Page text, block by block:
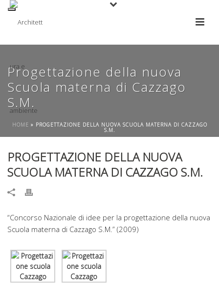
Progettazione della nuova
Scuola materna di Cazzago
S.M.
HOME » PROGETTAZIONE DELLA NUOVA SCUOLA MATERNA DI CAZZAGO
S.M.
PROGETTAZIONE DELLA NUOVA
SCUOLA MATERNA DI CAZZAGO S.M.
“Concorso Nazionale di idee per la progettazione della nuova
Scuola materna di Cazzago S.M.” (2009)